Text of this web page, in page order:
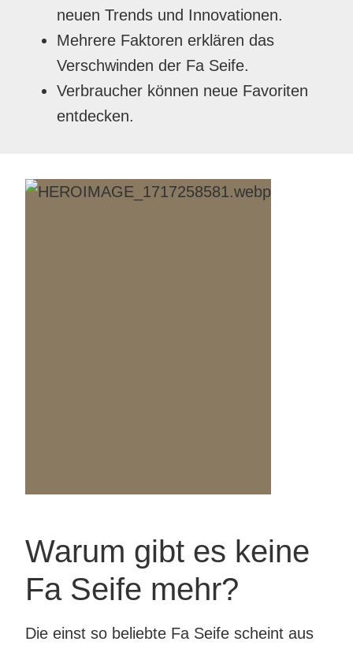
neuen Trends und Innovationen.
Mehrere Faktoren erklären das
Verschwinden der Fa Seife.
Verbraucher können neue Favoriten
entdecken.
Warum gibt es keine
Fa Seife mehr?
Die einst so beliebte Fa Seife scheint aus